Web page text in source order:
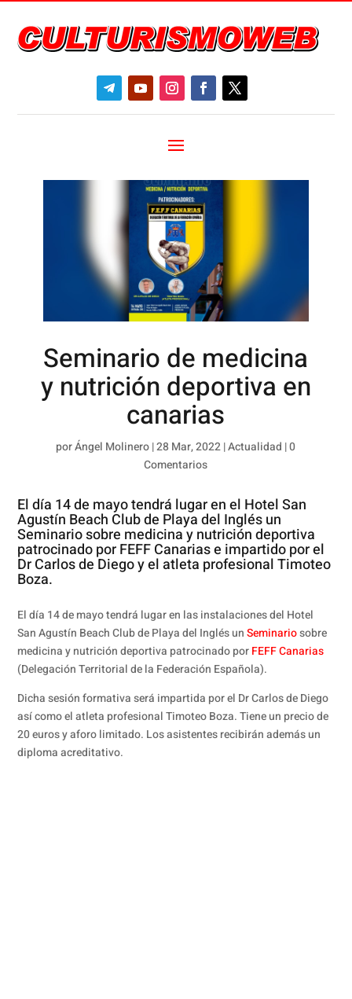
Seminario de medicina
y nutrición deportiva en
canarias
porÁngel Molinero|28 Mar, 2022|Actualidad |0
Comentarios
El día 14 de mayo tendrá lugar en el Hotel San
Agustín Beach Club de Playa del Inglés un
Seminario sobre medicina y nutrición deportiva
patrocinado por FEFF Canarias e impartido por el
Dr Carlos de Diego y el atleta profesional Timoteo
Boza.
El día 14 de mayo tendrá lugar en las instalaciones del Hotel
San Agustín Beach Club de Playa del Inglés unSeminariosobre
medicina y nutrición deportiva patrocinado porFEFF Canarias
(Delegación Territorial de la Federación Española).
Dicha sesión formativa será impartida por el Dr Carlos de Diego
así como el atleta profesional Timoteo Boza. Tiene un precio de
20 euros y aforo limitado. Los asistentes recibirán además un
diploma acreditativo.